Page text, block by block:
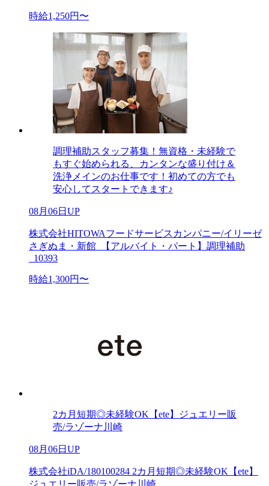
時給1,250円〜
調理補助スタッフ募集！無資格・未経験で
もすぐ始められる、カンタンな盛り付け＆
洗浄メインのお仕事です！初めての方でも
安心してスタートできます♪
08月06日UP
株式会社HITOWAフードサービスカンパニー/イリーゼ
さぎぬま・新館_【アルバイト・パート】調理補助
_10393
時給1,300円〜
2カ月短期◎未経験OK【ete】ジュエリー販
売/ラゾーナ川崎
08月06日UP
株式会社iDA/180100284 2カ月短期◎未経験OK【ete】